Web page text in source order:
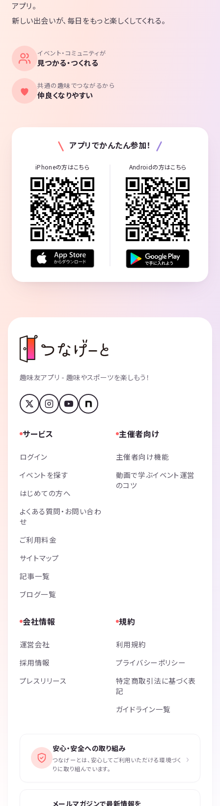
アプリ。
新しい出会いが、毎日をもっと楽しくしてくれる。
イベント・コミュニティが
見つかる・つくれる
共通の趣味でつながるから
仲良くなりやすい
アプリでかんたん参加！
iPhoneの方はこちら Androidの方はこちら
趣味友アプリ - 趣味やスポーツを楽しもう！
サービス
ログイン
イベントを探す
はじめての方へ
よくある質問・お問い合わ
せ
ご利用料金
サイトマップ
記事一覧
ブログ一覧
主催者向け
主催者向け機能
動画で学ぶイベント運営
のコツ
会社情報
運営会社
採用情報
プレスリリース
規約
利用規約
プライバシーポリシー
特定商取引法に基づく表
記
ガイドライン一覧
安心・安全への取り組み
つなげーとは、安心してご利用いただける環境づく
りに取り組んでいます。
›
メールマガジンで最新情報を